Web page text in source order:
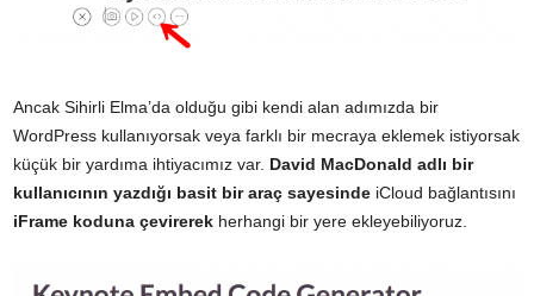
Ancak Sihirli Elma’da olduğu gibi kendi alan adımızda bir
WordPress kullanıyorsak veya farklı bir mecraya eklemek istiyorsak
küçük bir yardıma ihtiyacımız var. David MacDonald adlı bir
kullanıcının yazdığı basit bir araç sayesinde iCloud bağlantısını
iFrame koduna çevirerek herhangi bir yere ekleyebiliyoruz.